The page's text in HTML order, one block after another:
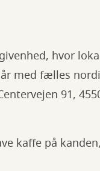
hvor
med fælles
91,
kaffe på